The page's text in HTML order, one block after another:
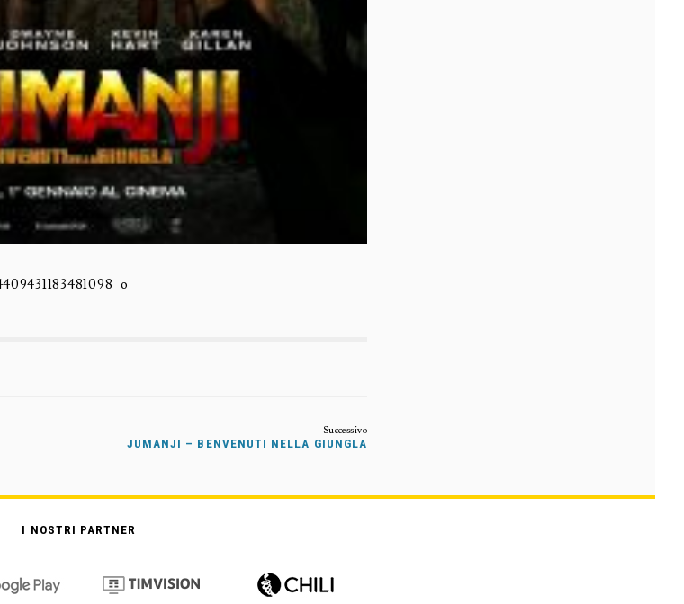
JUMANJI – BENVENUTI NELLA GIUNGLA
I NOSTRI PARTNER